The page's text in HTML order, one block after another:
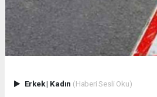
Erkek| Kadın (Haberi Sesli Oku)